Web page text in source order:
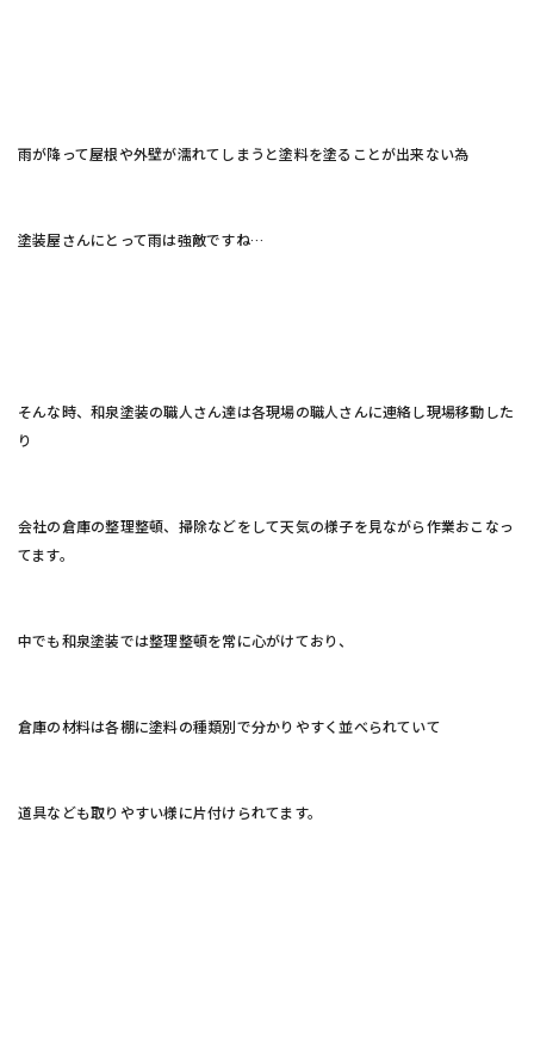
雨が降って屋根や外壁が濡れてしまうと塗料を塗ることが出来ない為
塗装屋さんにとって雨は強敵ですね…
そんな時、和泉塗装の職人さん達は各現場の職人さんに連絡し現場移動した
り
会社の倉庫の整理整頓、掃除などをして天気の様子を見ながら作業おこなっ
てます。
中でも和泉塗装では整理整頓を常に心がけており、
倉庫の材料は各棚に塗料の種類別で分かりやすく並べられていて
道具なども取りやすい様に片付けられてます。